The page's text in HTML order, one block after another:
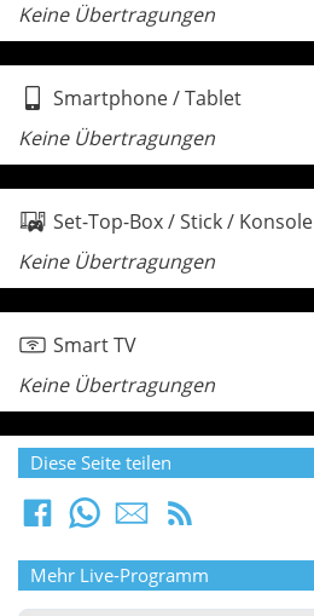
Keine Übertragungen
Smartphone / Tablet
Keine Übertragungen
Set-Top-Box / Stick / Konsole
Keine Übertragungen
Smart TV
Keine Übertragungen
Diese Seite teilen
Mehr Live-Programm